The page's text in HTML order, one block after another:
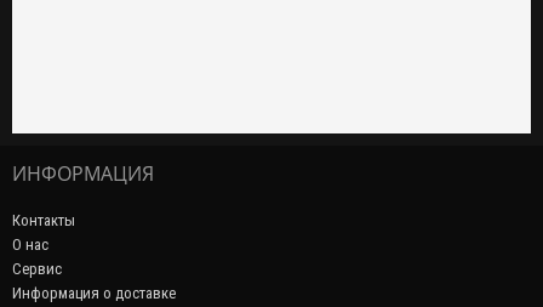
ИНФОРМАЦИЯ
Контакты
О нас
Сервис
Информация о доставке